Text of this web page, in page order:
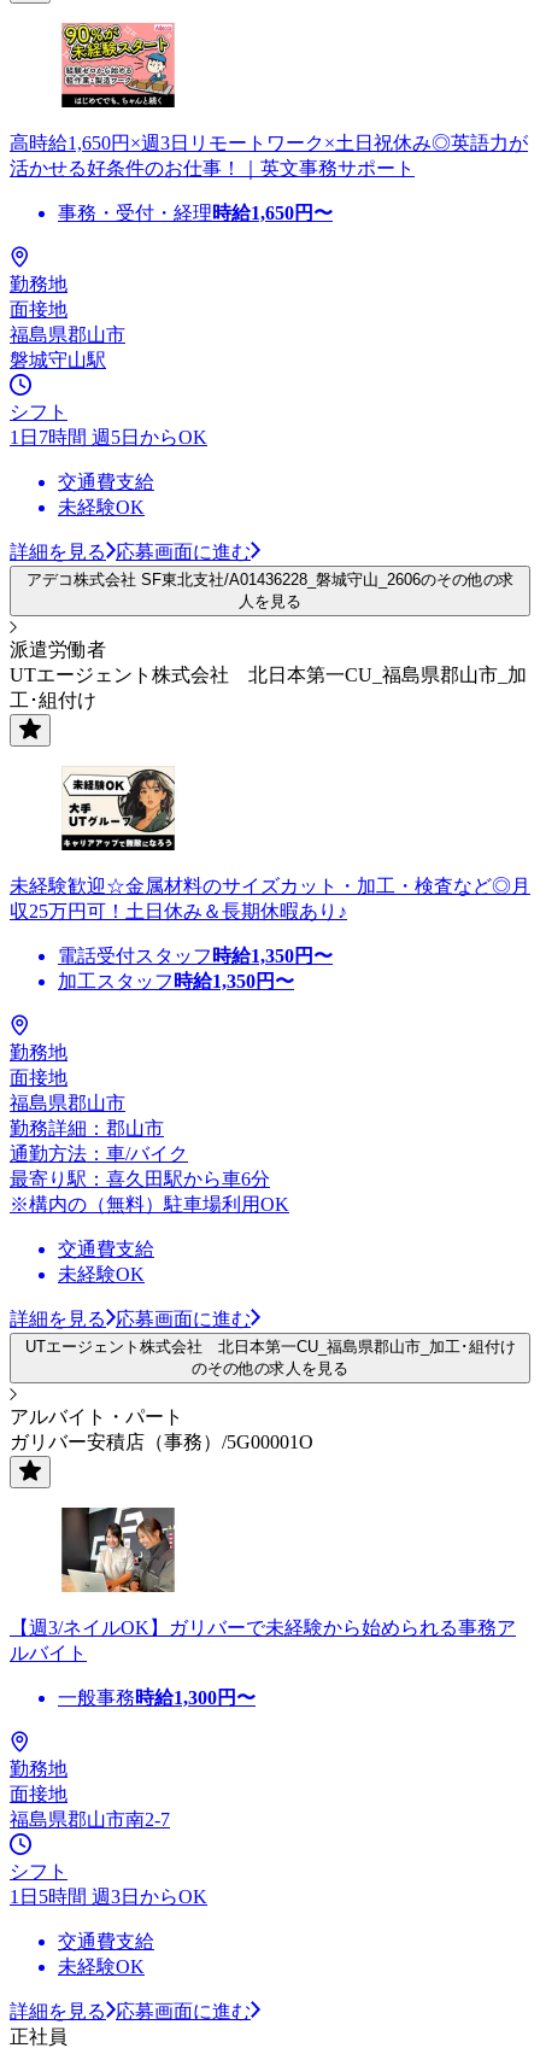
高時給1,650円×週3日リモートワーク×土日祝休み◎英語力が
活かせる好条件のお仕事！｜英文事務サポート
事務・受付・経理時給1,650円〜
勤務地
面接地
福島県郡山市
磐城守山駅
シフト
1日7時間 週5日からOK
交通費支給
未経験OK
詳細を見る 応募画面に進む
アデコ株式会社 SF東北支社/A01436228_磐城守山_2606のその他の求
人を見る
派遣労働者
UTエージェント株式会社 北日本第一CU_福島県郡山市_加
工･組付け
未経験歓迎☆金属材料のサイズカット・加工・検査など◎月
収25万円可！土日休み＆長期休暇あり♪
電話受付スタッフ 時給1,350円〜
加工スタッフ 時給1,350円〜
勤務地
面接地
福島県郡山市
勤務詳細：郡山市
通勤方法：車/バイク
最寄り駅：喜久田駅から車6分
※構内の（無料）駐車場利用OK
交通費支給
未経験OK
詳細を見る 応募画面に進む
UTエージェント株式会社 北日本第一CU_福島県郡山市_加工･組付け
のその他の求人を見る
アルバイト・パート
ガリバー安積店（事務）/5G00001O
【週3/ネイルOK】ガリバーで未経験から始められる事務ア
ルバイト
一般事務時給1,300円〜
勤務地
面接地
福島県郡山市南2-7
シフト
1日5時間 週3日からOK
交通費支給
未経験OK
詳細を見る
応募画面に進む
正社員